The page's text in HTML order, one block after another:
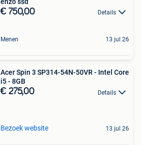
€ 750,00 Details
Menen 13 jul 26
Acer Spin 3 SP314-54N-50VR - Intel Core
i5 - 8GB
€ 275,00 Details
Bezoek website 13 jul 26